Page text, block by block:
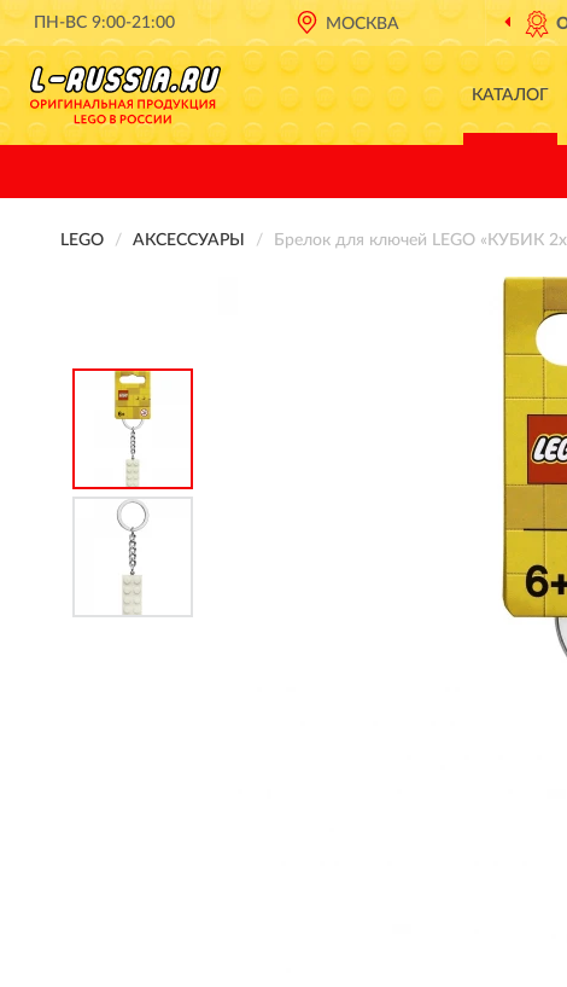
ПН-ВС 9:00-21:00 МОСКВА
ОФИЦИАЛЬНЫЙ ДИЛЕРLEGO В РОССИИ
КАТАЛОГ
LEGO АКСЕССУАРЫ Брелок для ключей LEGO «КУБИК